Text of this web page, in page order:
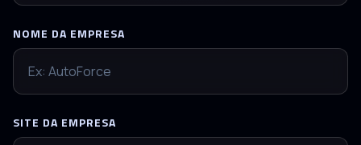
NOME DA EMPRESA
SITE DA EMPRESA